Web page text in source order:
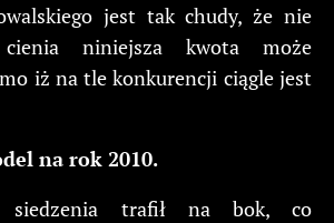
jest tak chudy, że nie
niniejsza kwota może
iż na tle konkurencji ciągle jest
na rok 2010.
siedzenia trafił na bok, co